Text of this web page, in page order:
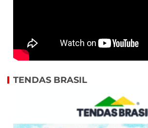
TENDAS BRASIL